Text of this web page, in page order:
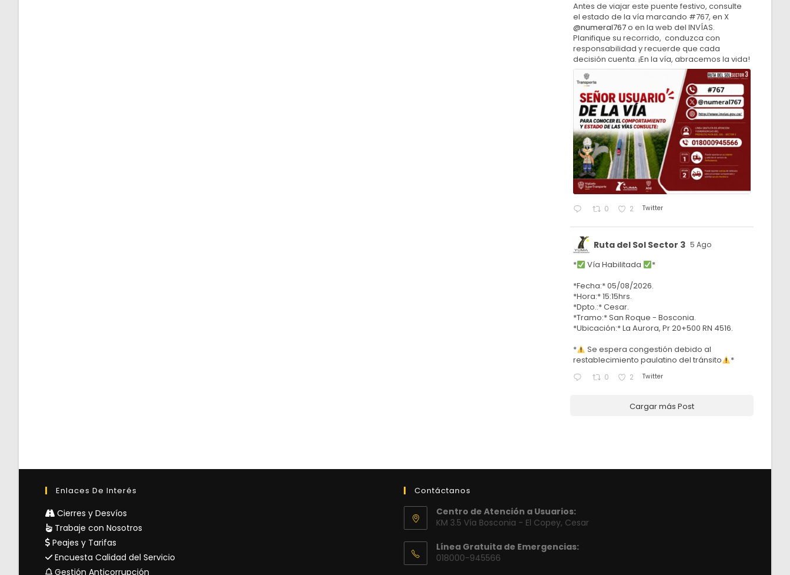
Antes de viajar este puente festivo, consulte
el estado de la vía marcando #767, en X
@numeral767o en la web del INVÍAS.
Planifique su recorrido, conduzca con
responsabilidad y recuerde que cada
decisión cuenta. ¡En la vía, abracemos la vida!
0 2 Twitter
Ruta del Sol Sector 3 5 Ago
* Vía Habilitada
*
*Fecha:* 05/08/2026.
*Hora:* 15:15hrs.
*Dpto.:* Cesar.
*Tramo:* San Roque - Bosconia.
*Ubicación:* La Aurora, Pr 20+500 RN 4516.
*
Se espera congestión debido al
restablecimiento paulatino del tránsito
*
0 2 Twitter
Cargar más Post
Enlaces De Interés
Cierres y Desvíos
Trabaje con Nosotros
Peajes y Tarifas
Encuesta Calidad del Servicio
Gestión Anticorrupción
Contáctanos
Centro de Atención a Usuarios:
KM 3.5 Vía Bosconia - El Copey, Cesar
Línea Gratuita de Emergencias:
018000-945566